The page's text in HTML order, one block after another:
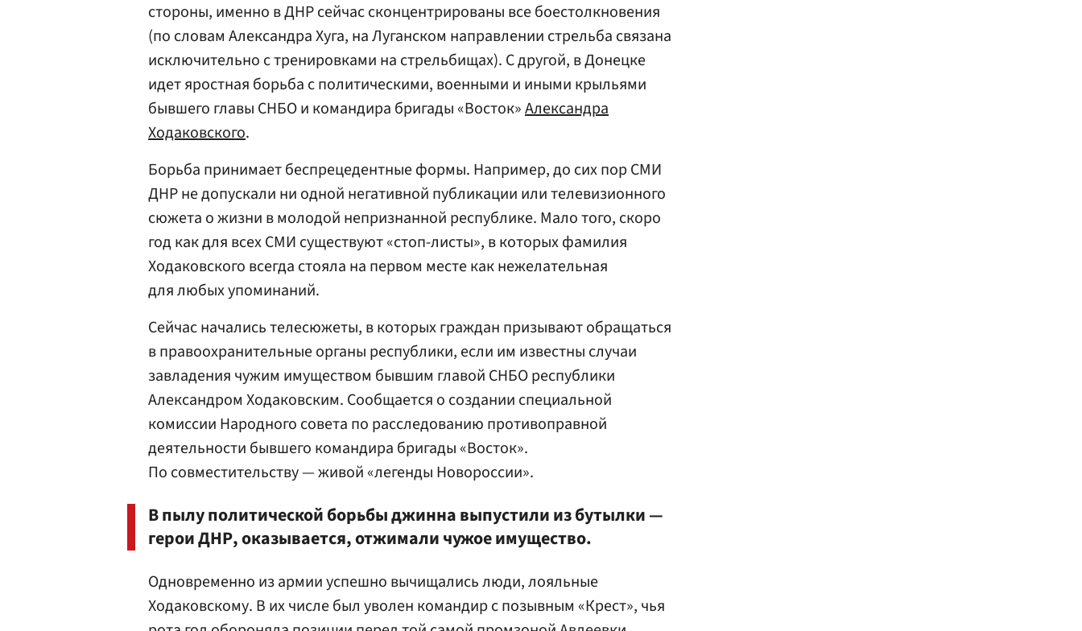
стороны, именно в ДНР сейчас сконцентрированы все боестолкновения
(по словам Александра Хуга, на Луганском направлении стрельба связана
исключительно с тренировками на стрельбищах). С другой, в Донецке
идет яростная борьба с политическими, военными и иными крыльями
бывшего главы СНБО и командира бригады «Восток»Александра
Ходаковского.
Борьба принимает беспрецедентные формы. Например, до сих пор СМИ
ДНР не допускали ни одной негативной публикации или телевизионного
сюжета о жизни в молодой непризнанной республике. Мало того, скоро
год как для всех СМИ существуют «стоп-листы», в которых фамилия
Ходаковского всегда стояла на первом месте как нежелательная
для любых упоминаний.
Сейчас начались телесюжеты, в которых граждан призывают обращаться
в правоохранительные органы республики, если им известны случаи
завладения чужим имуществом бывшим главой СНБО республики
Александром Ходаковским. Сообщается о создании специальной
комиссии Народного совета по расследованию противоправной
деятельности бывшего командира бригады «Восток».
По совместительству — живой «легенды Новороссии».
В пылу политической борьбы джинна выпустили из бутылки —
герои ДНР, оказывается, отжимали чужое имущество.
Одновременно из армии успешно вычищались люди, лояльные
Ходаковскому. В их числе был уволен командир с позывным «Крест», чья